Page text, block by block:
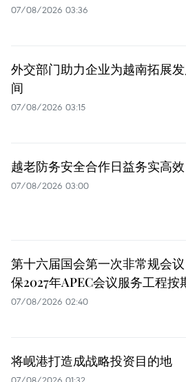
07/08/2026 03:36
外交部门助力企业为越南拓展
间
07/08/2026 03:15
越老防务安全合作日益务实高效
07/08/2026 03:00
第十六届国会第一次非常规会
保2027年APEC会议服务工程按
07/08/2026 02:40
将岘港打造成战略投资目的地